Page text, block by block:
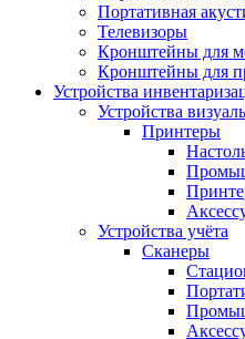
Портативная
Телевизоры
Кронштейны для
Кронштейны для
Устройства
Устройства
Принтеры
Устройства учёта
Сканеры